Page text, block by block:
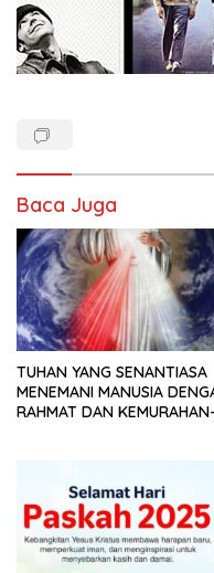
Baca Juga
TUHAN YANG SENANTIASA
MENEMANI MANUSIA
RAHMAT DAN KEMURAHAN-